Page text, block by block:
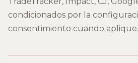
condicionados por la
consentimiento cuando aplique.